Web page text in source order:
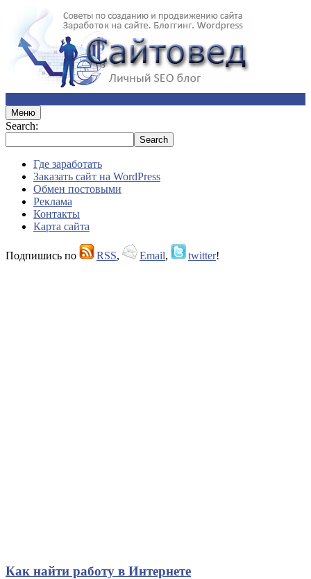
Меню
Search:
Где заработать
Заказать сайт на WordPress
Обмен постовыми
Реклама
Контакты
Карта сайта
Подпишись по RSS, Email, twitter!
Как найти работу в Интернете